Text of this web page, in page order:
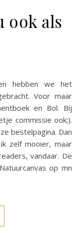
ook als
Voor maar
en Bol. Bij
commissie ook;).
bestelpagina. Dan
zelf mooier, maar
vandaar. De
op mn